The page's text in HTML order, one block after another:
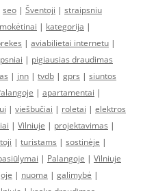
seo | Šventoji | straipsniu
| kategorija |
| aviabilietai internetu |
| pigiausias draudimas
| jnn | tvdb | gprs | siuntos
| apartamentai |
| viešbučiai | roletai | elektros
| Vilniuje | projektavimas |
| turistams | sostinėje |
| Palangoje | Vilniuje
| nuoma | galimybė |